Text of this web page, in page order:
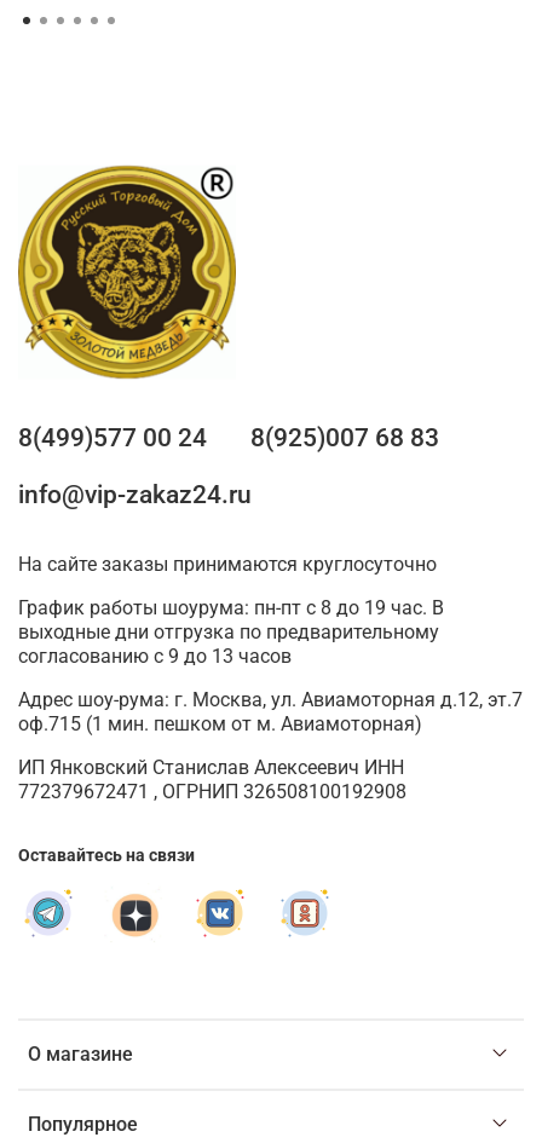
О магазине
Популярное
8(499)577 00 24
8(925)007 68 83
info@vip-zakaz24.ru
На сайте заказы принимаются круглосуточно
График работы шоурума: пн-пт с 8 до 19 час. В
выходные дни отгрузка по предварительному
согласованию с 9 до 13 часов
Адрес шоу-рума: г. Москва, ул. Авиамоторная д.12, эт.7
оф.715 (1 мин. пешком от м. Авиамоторная)
ИП Янковский Станислав Алексеевич ИНН
772379672471 , ОГРНИП 326508100192908
Оставайтесь на связи